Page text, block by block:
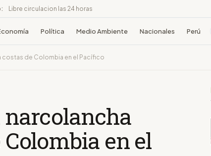
Libre circulacion las 24 horas
Política Medio Ambiente Nacionales Perú
costas de Colombia en el Pacífico
narcolancha
en el